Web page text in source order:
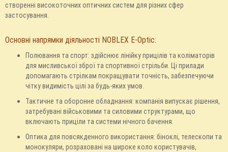
створенні високоточних оптичних систем для різних сфер
застосування.
Основні напрямки діяльності NOBLEX E-Optic:
Полювання та спорт: здійснює лінійку прицілів та коліматорів
для мисливської зброї та спортивної стрільби. Ці прилади
допомагають стрілкам покращувати точність, забезпечуючи
чітку видимість цілі за будь-яких умов.
Тактичне та оборонне обладнання: компанія випускає рішення,
затребувані військовими та силовими структурами, що
включають приціли та системи нічного бачення.
Оптика для повсякденного використання: біноклі, телескопи та
монокуляри, розраховані на широке коло користувачів,